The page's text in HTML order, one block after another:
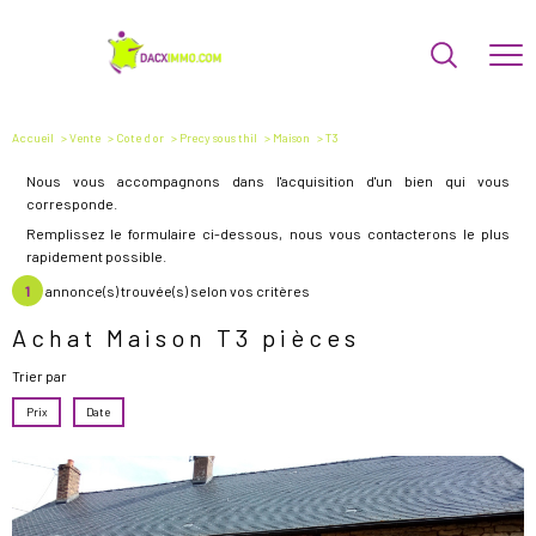
Accueil Vente Cote d or Precy sous thil Maison T3
Nous vous accompagnons dans l'acquisition d'un bien qui vous
corresponde.
Remplissez le formulaire ci-dessous, nous vous contacterons le plus
rapidement possible.
1 annonce(s) trouvée(s) selon vos critères
Achat Maison T3 pièces
Trier par
Prix Date